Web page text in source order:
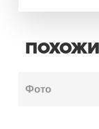
Фото